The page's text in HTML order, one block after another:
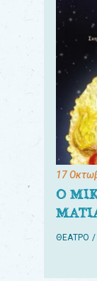
17
Ο
ΘΕΑΤΡΟ